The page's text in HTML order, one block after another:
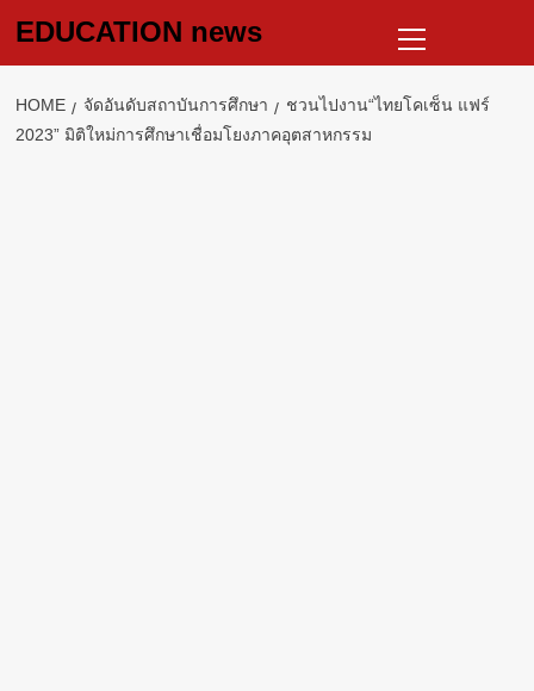
EDUCATION news
Menu
HOME จัดอันดับสถาบันการศึกษา
ชวนไปงาน“ไทยโคเซ็น แฟร์
2023” มิติใหม่การศึกษาเชื่อมโยงภาคอุตสาหกรรม